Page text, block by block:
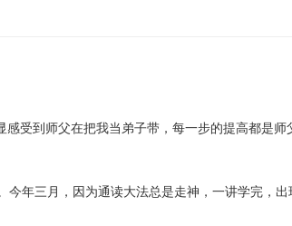
受到师父在把我当弟子带，每一步的提高都是
年三月，因为通读大法总是走神，一讲学完，